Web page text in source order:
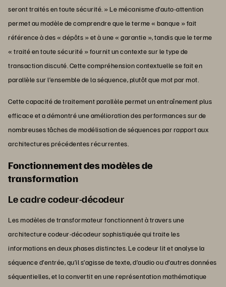
seront traités en toute sécurité. » Le mécanisme d’auto-attention
permet au modèle de comprendre que le terme « banque » fait
référence à des « dépôts » et à une « garantie », tandis que le terme
« traité en toute sécurité » fournit un contexte sur le type de
transaction discuté. Cette compréhension contextuelle se fait en
parallèle sur l’ensemble de la séquence, plutôt que mot par mot.
Cette capacité de traitement parallèle permet un entraînement plus
efficace et a démontré une amélioration des performances sur de
nombreuses tâches de modélisation de séquences par rapport aux
architectures précédentes récurrentes.
Fonctionnement des modèles de
transformation
Le cadre codeur-décodeur
Les modèles de transformateur fonctionnent à travers une
architecture codeur-décodeur sophistiquée qui traite les
informations en deux phases distinctes. Le codeur lit et analyse la
séquence d’entrée, qu’il s’agisse de texte, d’audio ou d’autres données
séquentielles, et la convertit en une représentation mathématique